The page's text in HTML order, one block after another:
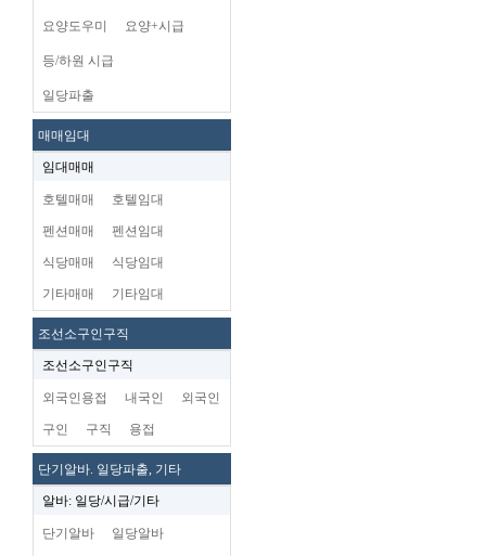
요양도우미 요양+시급
등/하원 시급
일당파출
매매임대
임대매매
호텔매매 호텔임대
펜션매매 펜션임대
식당매매 식당임대
기타매매 기타임대
조선소구인구직
조선소구인구직
외국인용접 내국인 외국인
구인 구직 용접
단기알바. 일당파출, 기타
알바: 일당/시급/기타
단기알바 일당알바